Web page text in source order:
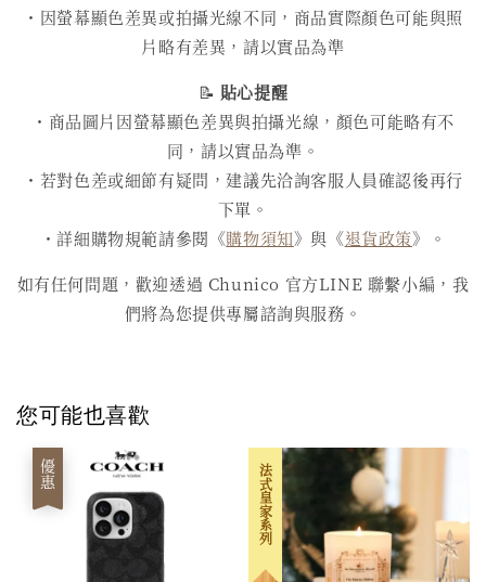
・因螢幕顯色差異或拍攝光線不同，商品實際顏色可能與照
片略有差異，請以實品為準
📝 貼心提醒
・商品圖片因螢幕顯色差異與拍攝光線，顏色可能略有不
同，請以實品為準。
・若對色差或細節有疑問，建議先洽詢客服人員確認後再行
下單。
・詳細購物規範請參閱《購物須知》與《退貨政策》。
如有任何問題，歡迎透過 Chunico 官方LINE 聯繫小編，我
們將為您提供專屬諮詢與服務。
您可能也喜歡
優惠 法式皇家系列